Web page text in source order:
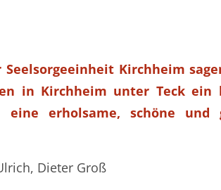
Kirchheim
in Kirchheim unter Teck ein
erholsame, schöne und
Dieter Groß